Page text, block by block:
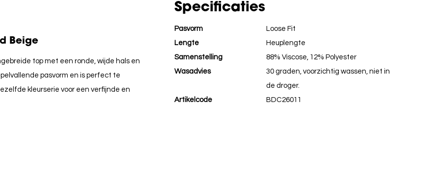
Beige
top met een ronde, wijde hals en
pasvorm en is perfect te
kleurserie voor een verfijnde en
Specificaties
Pasvorm
Loose Fit
Lengte
Heuplengte
Samenstelling
88% Viscose, 12% Polyester
Wasadvies
30 graden, voorzichtig wassen, niet in
de droger.
Artikelcode
BDC26011